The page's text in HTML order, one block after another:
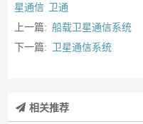
星通信 卫通
上一篇: 船载卫星通信系统
下一篇: 卫星通信系统
相关推荐